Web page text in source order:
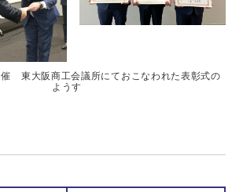
東大阪商工会議所にておこなわれた表彰式の
ようす